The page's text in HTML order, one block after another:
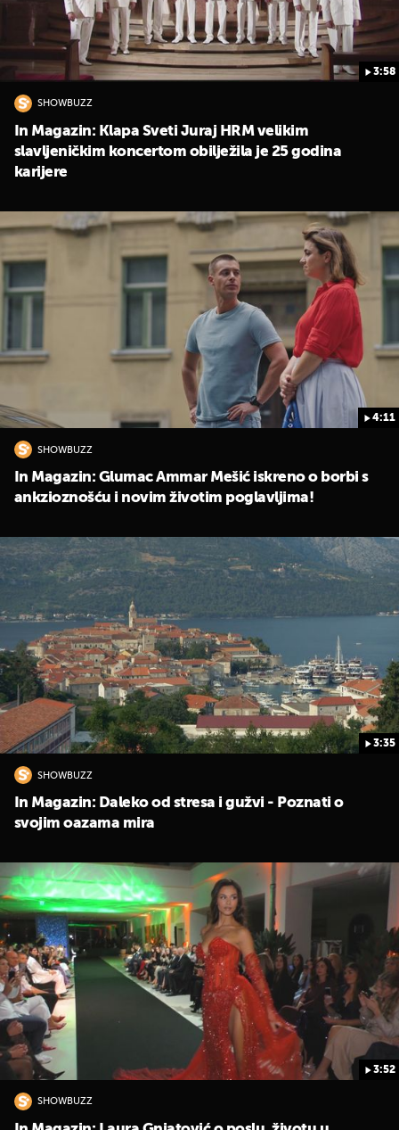
3:58
SHOWBUZZ
In Magazin: Klapa Sveti Juraj HRM velikim
slavljeničkim koncertom obilježila je 25 godina
karijere
4:11
SHOWBUZZ
In Magazin: Glumac Ammar Mešić iskreno o borbi s
ankzioznošću i novim životim poglavljima!
3:35
SHOWBUZZ
In Magazin: Daleko od stresa i gužvi - Poznati o
svojim oazama mira
3:52
SHOWBUZZ